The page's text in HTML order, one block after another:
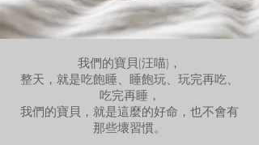
我們的寶貝(汪喵)，
整天，就是吃飽睡、睡飽玩、玩完再吃、
吃完再睡，
我們的寶貝，就是這麼的好命，也不會有
那些壞習慣。